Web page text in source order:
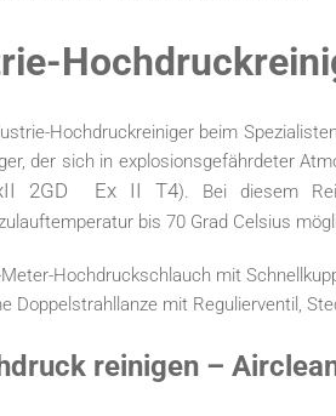
Hochdruckreiniger beim
der sich in explosionsgefährdeter
2GD Ex II T4). Bei diesem
bis 70 Grad Celsius
Hochdruckschlauch mit
Doppelstrahllanze mit Regulierventil,
reinigen –